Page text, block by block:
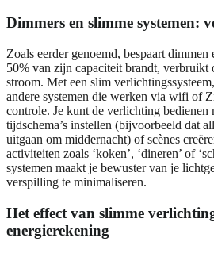
Dimmers en slimme systemen:
Zoals eerder genoemd, bespaart
50% van zijn capaciteit brandt,
stroom. Met een slim
andere systemen die werken via wifi of
controle. Je kunt de verlichting bedienen
tijdschema’s instellen (bijvoorbeeld dat
uitgaan om middernacht) of scènes
activiteiten zoals ‘koken’, ‘dineren’ of
systemen maakt je bewuster van je
verspilling te minimaliseren.
Het effect van slimme
energierekening